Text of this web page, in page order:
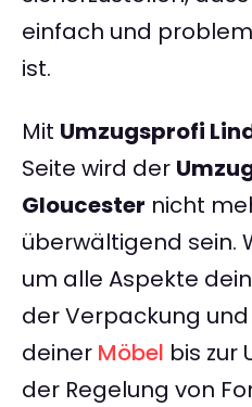
einfach und
ist.
Mit Umzugsprofi
Seite wird der
Gloucester nicht
überwältigend sein.
um alle Aspekte
der Verpackung
deiner Möbel bis zur
der Regelung von